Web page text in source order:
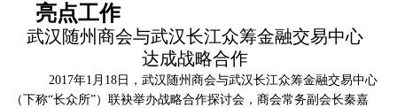
亮点工作
武汉随州商会与武汉长江众筹金融交易中心
达成战略合作
2017年1 月 18日，武汉随州商会与武汉长江众筹金融交易中心
（下称“长众所”）联袂举办战略合作探讨会，商会常务副会长秦嘉